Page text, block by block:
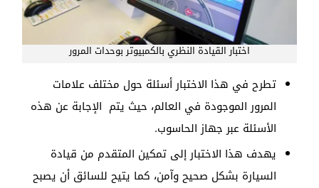
اختبار القيادة النظري بالكمبيوتر بوحدات المرور
تطرح في هذا الاختبار أسئلة حول مختلف علامات
المرور الموجودة في العالم، حيث يتم الإجابة عن هذه
الأسئلة عبر جهاز الحاسوب.
يهدف هذا الاختبار إلى تمكين المتقدم من قيادة
السيارة بشكل صحيح وآمن، كما يتيح للسائق أن يصبح